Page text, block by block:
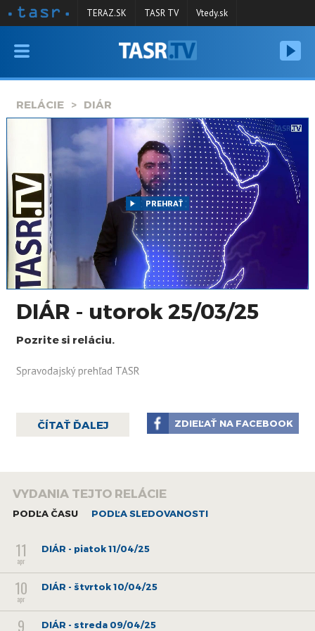
VYSIELANIE
SPRAVODAJSTVO
KONTAKT
ARCHÍV
TERAZ.SK TASR TV Vtedy.sk
RELÁCIE DIÁR
PREHRAŤ
DIÁR - utorok 25/03/25
Pozrite si reláciu.
Spravodajský prehľad TASR
ČÍTAŤ ĎALEJ ZDIEĽAŤ NA FACEBOOK
VYDANIA TEJTO RELÁCIE
PODĽA ČASU PODĽA SLEDOVANOSTI
11
apr
DIÁR - piatok 11/04/25
10
apr
DIÁR - štvrtok 10/04/25
9 DIÁR - streda 09/04/25